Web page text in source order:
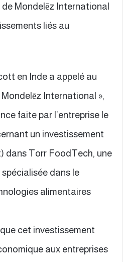
Mondelēz International
liés au
en Inde a appelé au
International »,
faite par l’entreprise le
un investissement
dans Torr FoodTech, une
dans le
alimentaires
cet investissement
aux entreprises